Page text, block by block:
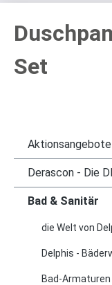
Set
Aktionsangebote
Derascon - Die
Bad & Sanitär
die Welt von
Delphis -
Bad-Armaturen